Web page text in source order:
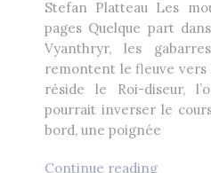
Stefan Platteau Les
pages Quelque part
Vyanthryr, les
remontent le fleuve vers
réside le Roi-diseur,
pourrait inverser le
bord, une poignée
Continue reading